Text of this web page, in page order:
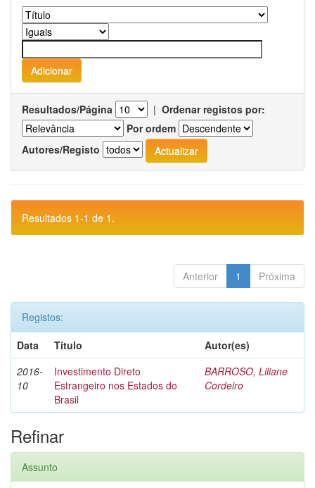
Resultados/Página | Ordenar registos por:
Por ordem
Autores/Registo
Resultados 1-1 de 1.
Anterior 1 Próxima
Registos:
Data
Título
Autor(es)
2016-
10
Investimento Direto
Estrangeiro nos Estados do
Brasil
BARROSO, Liliane
Cordeiro
Refinar
Assunto